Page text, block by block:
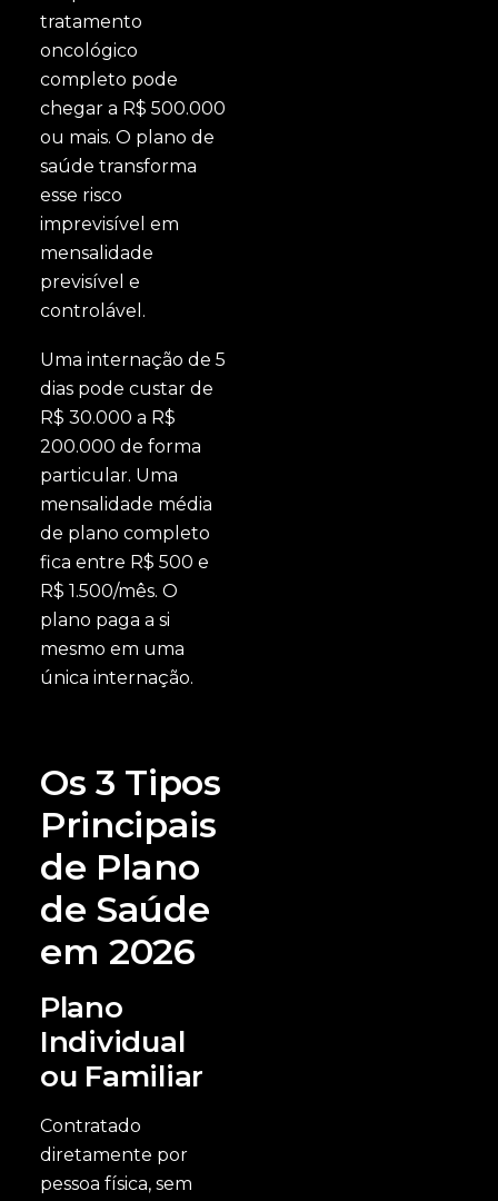
tratamento
oncológico
completo pode
chegar a R$ 500.000
ou mais. O plano de
saúde transforma
esse risco
imprevisível em
mensalidade
previsível e
controlável.
Uma internação de 5
dias pode custar de
R$ 30.000 a R$
200.000 de forma
particular. Uma
mensalidade média
de plano completo
fica entre R$ 500 e
R$ 1.500/mês. O
plano paga a si
mesmo em uma
única internação.
Os 3 Tipos
Principais
de Plano
de Saúde
em 2026
Plano
Individual
ou Familiar
Contratado
diretamente por
pessoa física, sem